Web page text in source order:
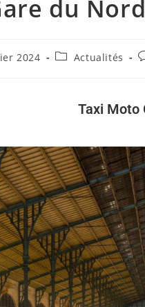
du Nord
2024 Actualités
Taxi Moto